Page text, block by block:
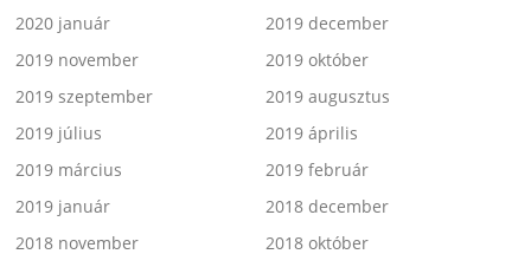
2020 január
2019 december
2019 november
2019 október
2019 szeptember
2019 augusztus
2019 július
2019 április
2019 március
2019 február
2019 január
2018 december
2018 november
2018 október